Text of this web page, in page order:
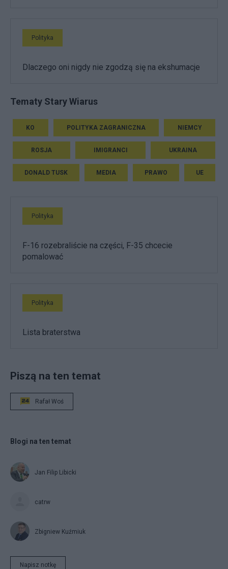
Polityka
Dlaczego oni nigdy nie zgodzą się na ekshumacje
Tematy Stary Wiarus
KO POLITYKA ZAGRANICZNA NIEMCY
ROSJA IMIGRANCI UKRAINA
DONALD TUSK MEDIA PRAWO UE
Polityka
F-16 rozebraliście na części, F-35 chcecie
pomalować
Polityka
Lista braterstwa
Piszą na ten temat
Rafał Woś
Blogi na ten temat
Jan Filip Libicki
catrw
Zbigniew Kuźmiuk
Napisz notkę